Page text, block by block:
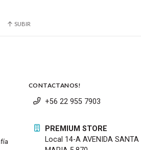
SUBIR
CONTACTANOS!
+56 22 955 7903
PREMIUM STORE
Local 14-A AVENIDA SANTA